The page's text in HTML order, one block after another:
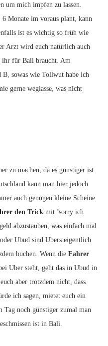
um mich impfen zu lassen.
6 Monate im voraus plant, kann
ist es wichtig so früh wie
Arzt wird euch natürlich auch
ihr für Bali braucht. Am
sowas wie Tollwut habe ich
gerne weglasse, was nicht
zu machen, da es günstiger ist
kann man hier jedoch
auch genügen kleine Scheine
den Trick mit ’sorry ich
abzustauben, was einfach mal
Ubud sind Ubers eigentlich
buchen. Wenn die Fahrer
Uber steht, geht das in Ubud in
aber trotzdem nicht, dass
ich sagen, mietet euch ein
noch günstiger zumal man
ist in Bali.